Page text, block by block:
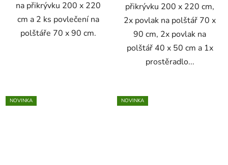
na přikrývku 200 x 220
cm a 2 ks povlečení na
polštáře 70 x 90 cm.
přikrývku 200 x 220 cm,
2x povlak na polštář 70 x
90 cm, 2x povlak na
polštář 40 x 50 cm a 1x
prostěradlo...
NOVINKA NOVINKA